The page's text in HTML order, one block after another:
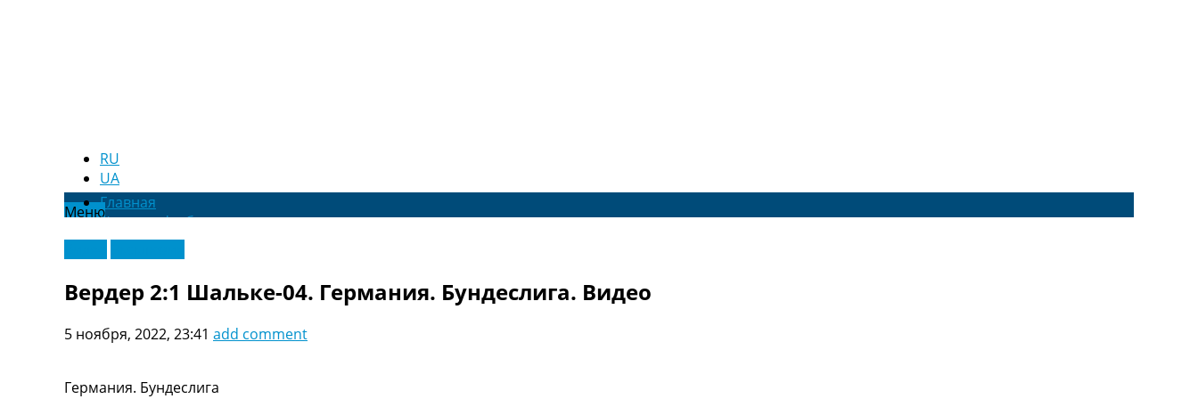
RU
UA
МенюГлавная
Новости футбола
Видео
Трансферы
Новости футбола Украины
Последние комментарии
Логин
Правила
Вердер 2:1 Шальке-04. Германия. Бундеслига. Видео
5 ноября, 2022, 23:41 add comment
Германия. Бундеслига